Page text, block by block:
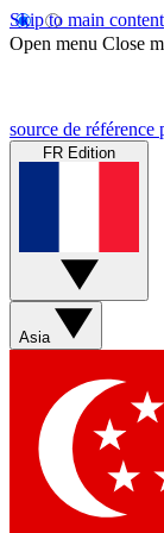
Skip to main content
Open menu Close
source de référence
FR Edition
Asia